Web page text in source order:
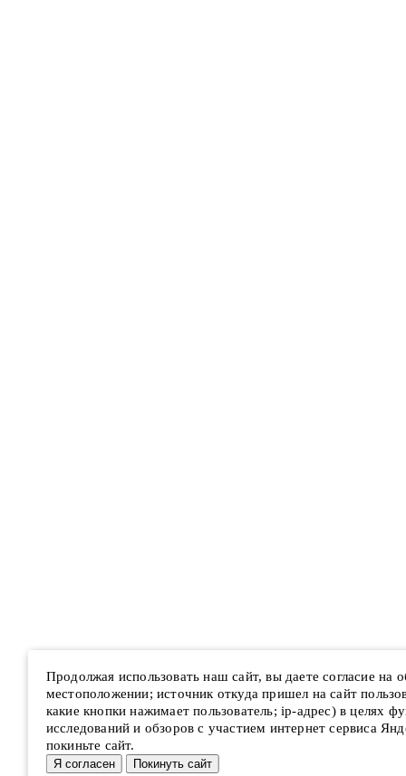
Продолжая использовать наш сайт, вы даете согласие на
местоположении; источник откуда пришел на сайт
какие кнопки нажимает пользователь; ip-адрес) в целях
исследований и обзоров с участием интернет сервиса
покиньте сайт.
Я согласен Покинуть сайт